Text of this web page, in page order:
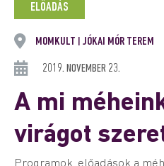
ELŐADÁS
MOMKULT JÓKAI MÓR TEREM
2019. NOVEMBER 23.
A mi
virágot
Programok, előadások a